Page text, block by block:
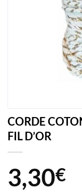
CORDE
FIL D’OR
3,30€